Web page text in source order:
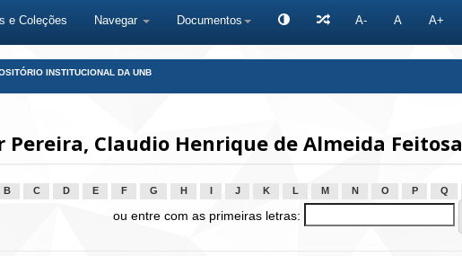
e Coleções Navegar Documentos A- A A+
INSTITUCIONAL DA UNB
Claudio Henrique de Almeida Feitosa
B C D E F G H J K L M N O P Q
ou entre com as primeiras letras: